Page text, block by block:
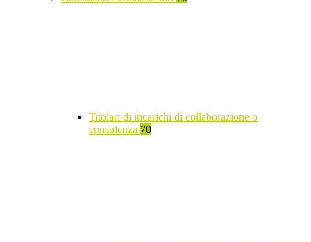
Titolari di incarichi di collaborazione o
consulenza 70